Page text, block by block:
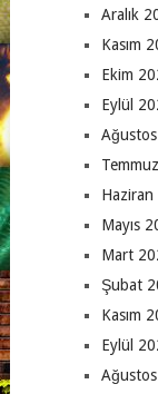
Aralık
Kasım
Ekim
Eylül
Haziran
Mayıs
Mart
Şubat
Kasım
Eylül